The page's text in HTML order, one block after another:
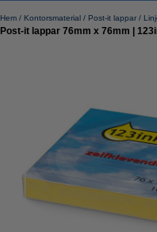
Hem Kontorsmaterial Post-it lappar
Post-it lappar 76mm x 76mm |